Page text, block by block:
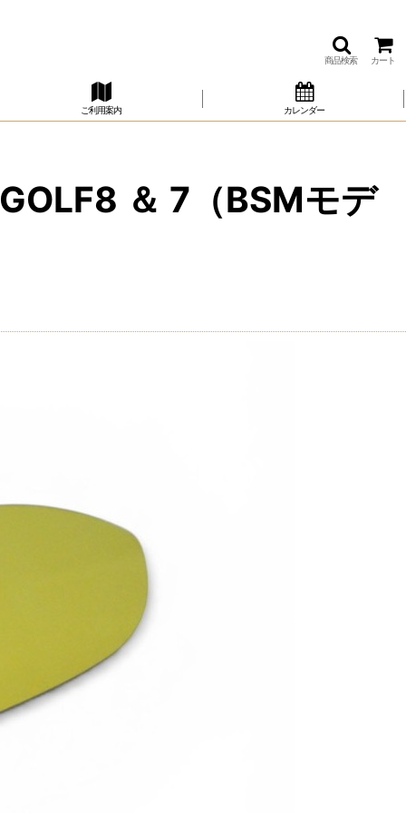
商品検索 カート
ご利用案内 カレンダー
＆ 7（BSMモデ